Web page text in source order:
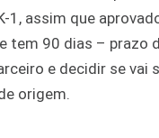
1, assim que
tem 90 dias – prazo
e decidir se vai
origem.